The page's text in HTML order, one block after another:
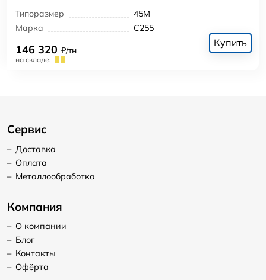
Типоразмер
45М
Марка
С255
146 320 ₽/тн
на складе:
Купить
Сервис
– Доставка
– Оплата
– Металлообработка
Компания
– О компании
– Блог
– Контакты
– Офёрта